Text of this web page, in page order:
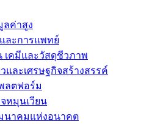
ลค่าสูง
ละการแพทย์
เคมีและวัสดุชีวภาพ
และเศรษฐกิจสร้างสรรค์
ลตฟอร์ม
หมุนเวียน
นาคมแห่งอนาคต